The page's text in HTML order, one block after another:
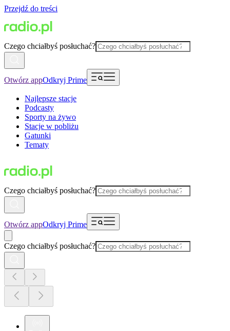
Przejdź do treści
Czego chciałbyś posłuchać?
Otwórz appOdkryj Prime
Najlepsze stacje
Podcasty
Sporty na żywo
Stacje w pobliżu
Gatunki
Tematy
Czego chciałbyś posłuchać?
Otwórz appOdkryj Prime
Czego chciałbyś posłuchać?